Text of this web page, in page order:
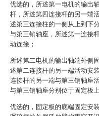
优选的，所述第一电机的输出
杆，所述第四连接杆的另一端
述第三连接柱的一侧从上到下
与第三销轴座，所述第一连接
动连接；
所述第二电机的输出轴端外侧
述第二连接杆的另一端活动安
连接杆的另一端与第三销轴座
与第三销轴座分别位于固定板上
优选的，固定板的底端固定安